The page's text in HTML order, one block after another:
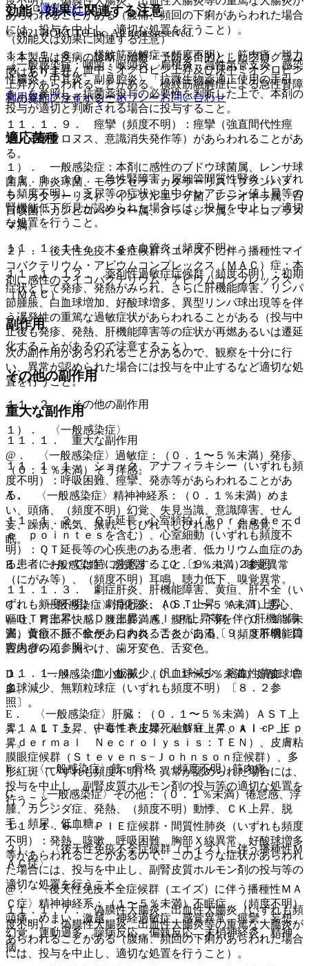
あらわれることがある（腹痛、頻回の下痢があらわれた場合
には、投与を中止し、適切な処置を行うこと）。
１１．１．８． 横紋筋融解症（頻度不明）：筋肉痛、脱力
感、ＣＫ上昇、血中ミオグロビン上昇及び尿中ミオグロビン
上昇があらわれることがある。横紋筋融解症による急性腎障
害の発症に注意すること。
１１．１．９． 痙攣（頻度不明）：痙攣（強直間代性痙
攣、ミオクロヌス、意識消失発作等）があらわれることがあ
る。
１１．１．１０． 急性腎障害、尿細管間質性腎炎（いずれ
も頻度不明）：乏尿等の症状や血中クレアチニン値上昇等の
腎機能低下所見が認められた場合には、投与を中止し、適切
な処置を行うこと。
１１．１．１１． ＩｇＡ血管炎（頻度不明）。
１１．１．１２． 薬剤性過敏症症候群（頻度不明）：初期
症状として発疹、発熱がみられ、さらに肝機能障害、リンパ
節腫脹、白血球増加、好酸球増多、異型リンパ球出現等を伴
う遅発性の重篤な過敏症状があらわれることがある（投与中
止後も発疹、発熱、肝機能障害等の症状が再燃あるいは遷延
化することがあるので注意すること）。
その他の副作用
１１．２． その他の副作用
１）． 〈一般感染症〉
@． 〈一般感染症〉過敏症：（０．１〜５％未満）発疹、
（０．１％未満）そう痒感。
A． 〈一般感染症〉精神神経系：（０．１％未満）めま
い、頭痛、（頻度不明）幻覚、失見当識、意識障害、せん
妄、躁病、眠気、振戦、しびれ（しびれ感）、錯感覚、不
眠。
B． 〈一般感染症〉感覚器：（０．１％未満）味覚異常
（にがみ等）、（頻度不明）耳鳴、聴力低下、嗅覚異常。
C． 〈一般感染症〉消化器：（０．１〜５％未満）悪心、
嘔吐、胃部不快感、腹部膨満感、腹痛、下痢、（０．１％未
満）食欲不振、軟便、口内炎、舌炎、口渇、（頻度不明）口
腔内びらん、胸やけ、歯牙変色、舌変色。
D． 〈一般感染症〉血液：（０．１〜５％未満）好酸球増
多。
E． 〈一般感染症〉肝臓：（０．１〜５％未満）ＡＳＴ上
昇、ＡＬＴ上昇、γ−ＧＴＰ上昇、ＬＤＨ上昇、Ａｌ−Ｐ上
昇。
F． 〈一般感染症〉筋・骨格：（頻度不明）筋肉痛。
G． 〈一般感染症〉その他：（０．１％未満）倦怠感、浮
腫、カンジダ症、発熱、（頻度不明）動悸、ＣＫ上昇、脱
毛、頻尿、低血糖。
２）． 〈後天性免疫不全症候群（エイズ）に伴う播種性Ｍ
ＡＣ症〉
@． 〈後天性免疫不全症候群（エイズ）に伴う播種性ＭＡ
Ｃ症〉精神神経系：（１〜５％未満）不眠症、（頻度不明）
頭痛、めまい、激越、神経過敏症、感覚異常、痙攣、妄想、
幻覚、運動過多、躁病反応、偏執反応、末梢神経炎、精神
病。
効能・効果に関連する注意
（効能又は効果に関連する注意）
〈一般感染症：咽頭・喉頭炎、扁桃炎、急性気管支炎、感染
性腸炎、中耳炎、副鼻腔炎〉「抗微生物薬適正使用の手引
き」を参照し、抗菌薬投与の必要性を判断した上で、本剤の
投与が適切と判断される場合に投与すること。
適応菌種
１）． 一般感染症：本剤に感性のブドウ球菌属、レンサ球
菌属、肺炎球菌、モラクセラ・カタラーリス（ブランハメ
ラ・カタラーリス）、インフルエンザ菌、レジオネラ属、百
日咳菌、カンピロバクター属、クラミジア属、マイコプラズ
マ属。
２）． 後天性免疫不全症候群（エイズ）に伴う播種性マイ
コバクテリウム・アビウムコンプレックス（ＭＡＣ）症：本
剤に感性のマイコバクテリウム・アビウムコンプレックス
（ＭＡＣ）。
副作用
次の副作用があらわれることがあるので、観察を十分に行
い、異常が認められた場合には投与を中止するなど適切な処
置を行うこと。
重大な副作用
１１．１． 重大な副作用
１１．１．１． ショック、アナフィラキシー（いずれも頻
度不明）：呼吸困難、痙攣、発赤等があらわれることがあ
る。
１１．１．２． ＱＴ延長、心室頻拍（Ｔｏｒｓａｄｅ ｄ
ｅ ｐｏｉｎｔｅｓを含む）、心室細動（いずれも頻度不
明）：ＱＴ延長等の心疾患のある患者、低カリウム血症のあ
る患者においては特に注意すること〔９．１．２参照〕。
１１．１．３． 劇症肝炎、肝機能障害、黄疸、肝不全（い
ずれも頻度不明）：劇症肝炎、ＡＳＴ上昇、ＡＬＴ上昇、
γ−ＧＴＰ上昇、ＬＤＨ上昇、Ａｌ−Ｐ上昇等を伴う肝機能障
害、黄疸、肝不全があらわれることがある〔９．３肝機能障
害患者の項参照〕。
１１．１．４． 血小板減少、汎血球減少、溶血性貧血、白
血球減少、無顆粒球症（いずれも頻度不明）〔８．２参
照〕。
１１．１．５． 中毒性表皮壊死融解症（Ｔｏｘｉｃ Ｅｐ
ｉｄｅｒｍａｌ Ｎｅｃｒｏｌｙｓｉｓ：ＴＥＮ）、皮膚粘
膜眼症候群（Ｓｔｅｖｅｎｓ−Ｊｏｈｎｓｏｎ症候群）、多
形紅斑（いずれも頻度不明）：異常が認められた場合には、
投与を中止し、副腎皮質ホルモン剤の投与等の適切な処置を
行うこと。
１１．１．６． ＰＩＥ症候群・間質性肺炎（いずれも頻度
不明）：発熱、咳嗽、呼吸困難、胸部Ｘ線異常、好酸球増多
等があらわれることがあるので、このような症状があらわれ
た場合には、投与を中止し、副腎皮質ホルモン剤の投与等の
適切な処置を行うこと。
１１．１．７． 偽膜性大腸炎、出血性大腸炎（いずれも頻
度不明）：偽膜性大腸炎、出血性大腸炎等の重篤な大腸炎が
あらわれることがある（腹痛、頻回の下痢があらわれた場合
には、投与を中止し、適切な処置を行うこと）。
運営会社
© 2021 HOKUTO Inc. All rights reserved.
※本製品は疾病の診断・治療・予防を目的としたプログラム
ではありません。
利用規約プライバシーポリシーお問い合わせ